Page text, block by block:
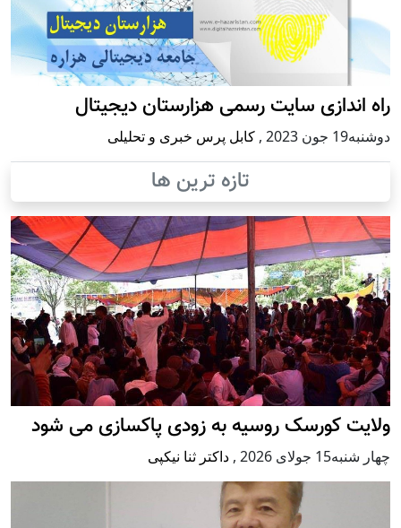
راه اندازی سایت رسمی هزارستان دیجیتال
دوشنبه19 جون 2023 , کابل پرس خبری و تحلیلی
تازه ترین ها
ولایت کورسک روسیه به زودی پاکسازی می شود
چهار شنبه15 جولای 2026 , داکتر ثنا نیکپی